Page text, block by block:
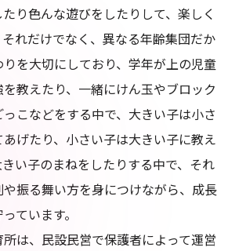
り色んな遊びをしたりして、楽しく
れだけでなく、異なる年齢集団だか
を大切にしており、学年が上の児童
教えたり、一緒にけん玉やブロック
こなどをする中で、大きい子は小さ
げたり、小さい子は大きい子に教え
い子のまねをしたりする中で、それ
振る舞い方を身につけながら、成長
ています。
は、民設民営で保護者によって運営